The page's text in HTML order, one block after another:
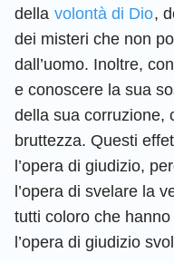
della volontà di Dio,
dei misteri che non
dall’uomo. Inoltre,
e conoscere la sua
della sua corruzione,
bruttezza. Questi
l’opera di giudizio,
l’opera di svelare la
tutti coloro che
l’opera di giudizio